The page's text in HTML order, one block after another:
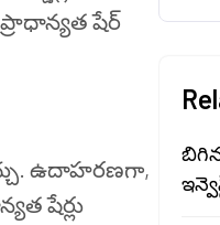
షేర్
ఉదాహరణగా,
షేర్లు